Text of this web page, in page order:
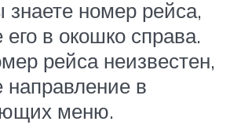
номер рейса,
его в окошко справа.
рейса неизвестен,
направление в
меню.